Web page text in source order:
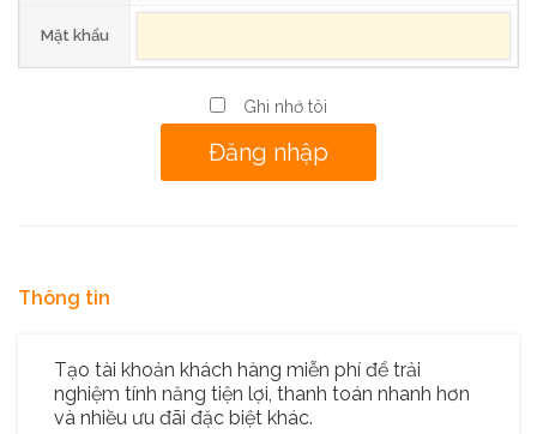
Mật khẩu
Ghi nhớ tôi
Thông tin
Tạo tài khoản khách hàng miễn phí để trải
nghiệm tính năng tiện lợi, thanh toán nhanh hơn
và nhiều ưu đãi đặc biệt khác.